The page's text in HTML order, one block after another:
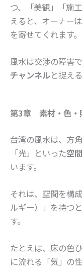
つ、「美観」「施
えると、オーナー
を寄せてくれます。
風水は交渉の障害で
チャンネルと捉え
第3章 素材・色・
台湾の風水は、方
「光」といった空
います。
それは、空間を構
ルギー）」を持つ
す。
たとえば、床の色
に流れる「気」の